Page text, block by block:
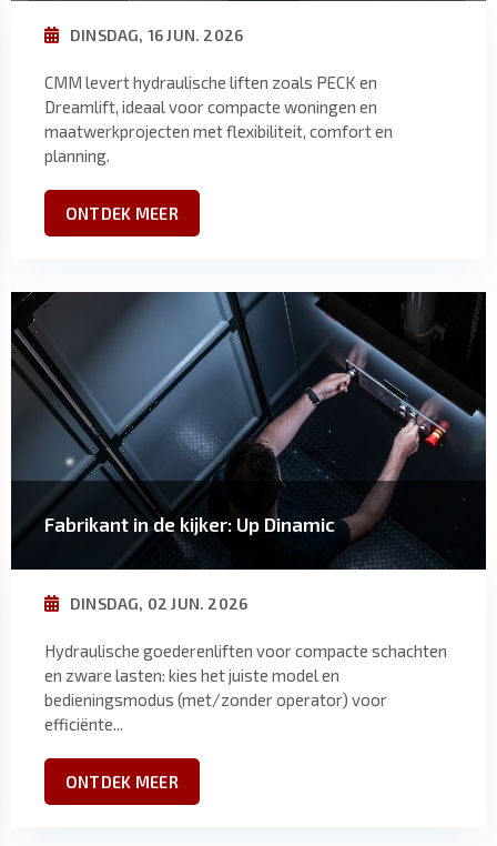
DINSDAG, 16 JUN. 2026
CMM levert hydraulische liften zoals PECK en
Dreamlift, ideaal voor compacte woningen en
maatwerkprojecten met flexibiliteit, comfort en
planning.
ONTDEK MEER
Fabrikant in de kijker: Up Dinamic
DINSDAG, 02 JUN. 2026
Hydraulische goederenliften voor compacte schachten
en zware lasten: kies het juiste model en
bedieningsmodus (met/zonder operator) voor
efficiënte...
ONTDEK MEER